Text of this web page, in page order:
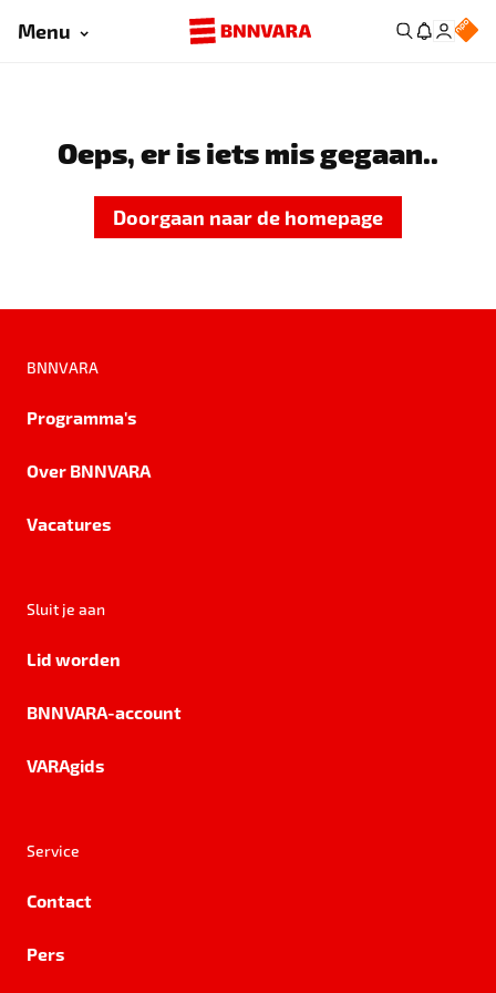
Menu
Oeps, er is iets mis gegaan..
Doorgaan naar de homepage
BNNVARA
Programma's
Over BNNVARA
Vacatures
Sluit je aan
Lid worden
BNNVARA-account
VARAgids
Service
Contact
Pers